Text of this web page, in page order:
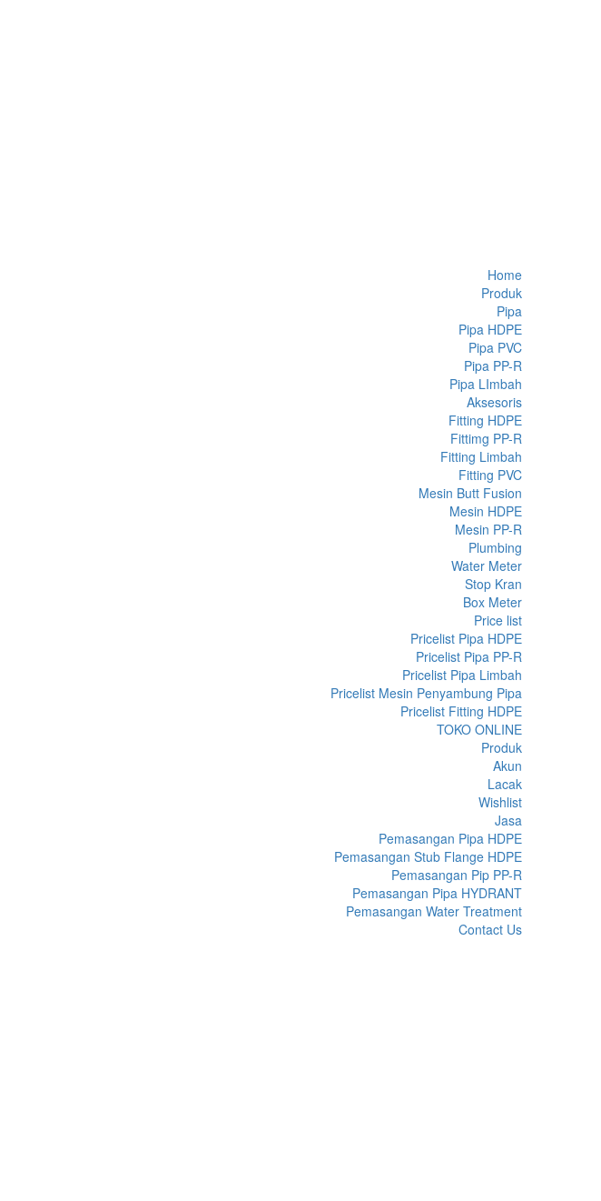
Home
Produk
Pipa
Pipa HDPE
Pipa PVC
Pipa PP-R
Pipa LImbah
Aksesoris
Fitting HDPE
Fittimg PP-R
Fitting Limbah
Fitting PVC
Mesin Butt Fusion
Mesin HDPE
Mesin PP-R
Plumbing
Water Meter
Stop Kran
Box Meter
Price list
Pricelist Pipa HDPE
Pricelist Pipa PP-R
Pricelist Pipa Limbah
Pricelist Mesin Penyambung Pipa
Pricelist Fitting HDPE
TOKO ONLINE
Produk
Akun
Lacak
Wishlist
Jasa
Pemasangan Pipa HDPE
Pemasangan Stub Flange HDPE
Pemasangan Pip PP-R
Pemasangan Pipa HYDRANT
Pemasangan Water Treatment
Contact Us